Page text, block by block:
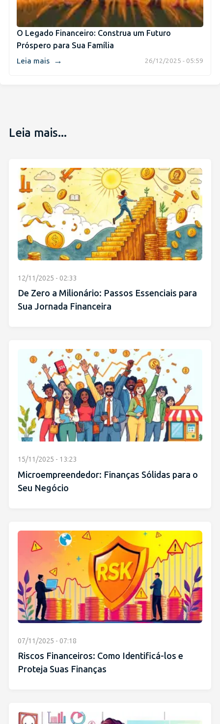
O Legado Financeiro: Construa um Futuro
Próspero para Sua Família
26/12/2025 - 05:59
Leia mais →
Leia mais...
12/11/2025 - 02:33
De Zero a Milionário: Passos Essenciais para
Sua Jornada Financeira
15/11/2025 - 13:23
Microempreendedor: Finanças Sólidas para o
Seu Negócio
07/11/2025 - 07:18
Riscos Financeiros: Como Identificá-los e
Proteja Suas Finanças